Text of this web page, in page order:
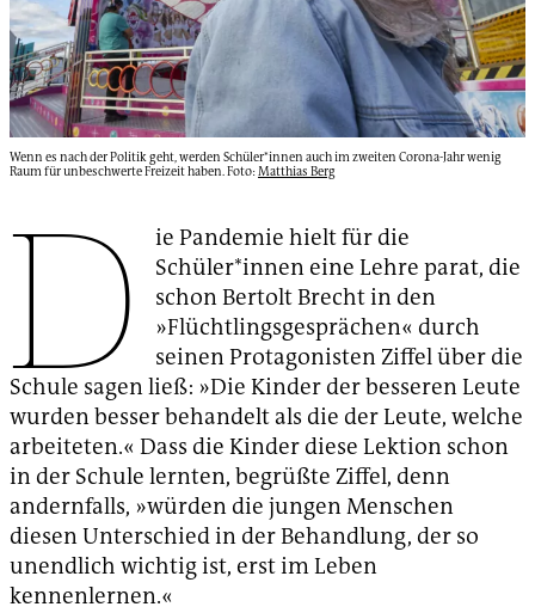
Wenn es nach der Politik geht, werden Schüler*innen auch im zweiten Corona-Jahr wenig
Raum für unbeschwerte Freizeit haben. Foto:Matthias Berg
D
ie Pandemie hielt für die
Schüler*innen eine Lehre parat, die
schon Bertolt Brecht in den
»Flüchtlingsgesprächen« durch
seinen Protagonisten Ziffel über die
Schule sagen ließ: »Die Kinder der besseren Leute
wurden besser behandelt als die der Leute, welche
arbeiteten.« Dass die Kinder diese Lektion schon
in der Schule lernten, begrüßte Ziffel, denn
andernfalls, »würden die jungen Menschen
diesen Unterschied in der Behandlung, der so
unendlich wichtig ist, erst im Leben
kennenlernen.«